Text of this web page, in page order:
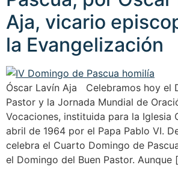
Aja, vicario
la Evangelización
Óscar Lavín Aja Celebramos hoy el
Pastor y la Jornada Mundial de
Vocaciones, instituida para la Iglesia
abril de 1964 por el Papa Pablo VI.
celebra el Cuarto Domingo de
el Domingo del Buen Pastor. Aunque